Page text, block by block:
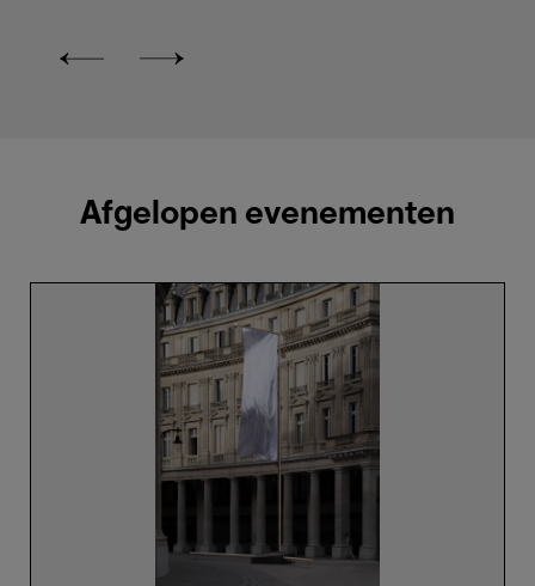
Afgelopen evenementen